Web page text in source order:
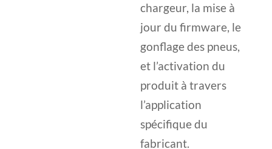
chargeur, la mise à
jour du firmware, le
gonflage des pneus,
et l’activation du
produit à travers
l’application
spécifique du
fabricant.